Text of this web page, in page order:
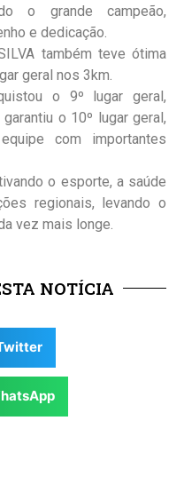
o grande campeão,
e dedicação.
também teve ótima
geral nos 3km.
o 9º lugar geral,
garantiu o 10º lugar geral,
com importantes
o esporte, a saúde
regionais, levando o
vez mais longe.
NOTÍCIA